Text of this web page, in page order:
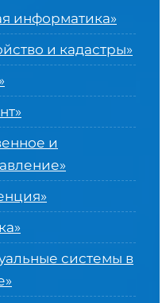
информатика»
и кадастры»
и
системы в
»